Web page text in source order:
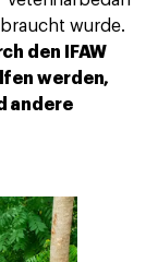
wurde.
den IFAW
werden,
andere